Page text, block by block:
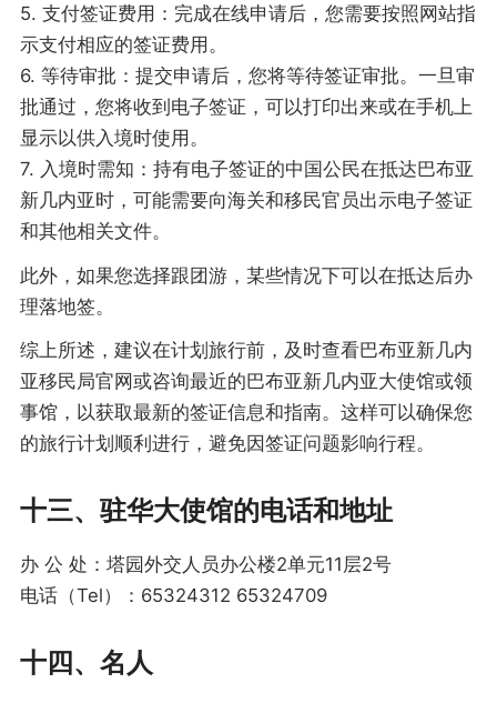
5. 支付签证费用：完成在线申请后，您需要按照网站指
示支付相应的签证费用。
6. 等待审批：提交申请后，您将等待签证审批。一旦审
批通过，您将收到电子签证，可以打印出来或在手机上
显示以供入境时使用。
7. 入境时需知：持有电子签证的中国公民在抵达巴布亚
新几内亚时，可能需要向海关和移民官员出示电子签证
和其他相关文件。
此外，如果您选择跟团游，某些情况下可以在抵达后办
理落地签。
综上所述，建议在计划旅行前，及时查看巴布亚新几内
亚移民局官网或咨询最近的巴布亚新几内亚大使馆或领
事馆，以获取最新的签证信息和指南。这样可以确保您
的旅行计划顺利进行，避免因签证问题影响行程。
十三、驻华大使馆的电话和地址
办 公 处：塔园外交人员办公楼2单元11层2号
电话（Tel）：65324312 65324709
十四、名人